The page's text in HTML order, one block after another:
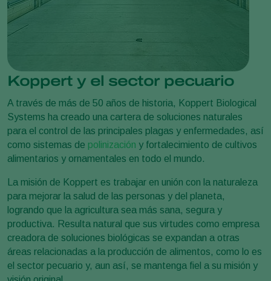
Koppert y el sector pecuario
A través de más de 50 años de historia, Koppert Biological
Systems ha creado una cartera de soluciones naturales
para el control de las principales plagas y enfermedades, así
como sistemas de polinización y fortalecimiento de cultivos
alimentarios y ornamentales en todo el mundo.
La misión de Koppert es trabajar en unión con la naturaleza
para mejorar la salud de las personas y del planeta,
logrando que la agricultura sea más sana, segura y
productiva. Resulta natural que sus virtudes como empresa
creadora de soluciones biológicas se expandan a otras
áreas relacionadas a la producción de alimentos, como lo es
el sector pecuario y, aun así, se mantenga fiel a su misión y